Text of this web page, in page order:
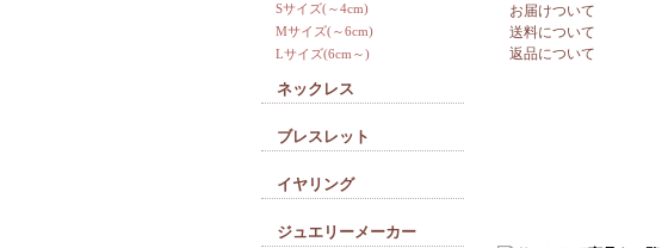
お届けついて
送料について
返品について
Sサイズ(～4cm)
Mサイズ(～6cm)
Lサイズ(6cm～)
ネックレス
ブレスレット
イヤリング
ジュエリーメーカー